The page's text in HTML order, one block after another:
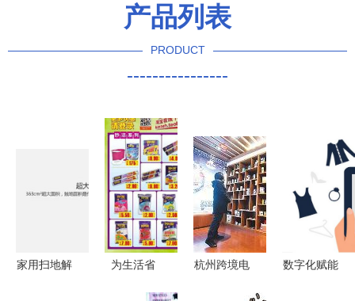
产品列表
PRODUCT
----------------
家用扫地解
为生活省
杭州跨境电
数字化赋能